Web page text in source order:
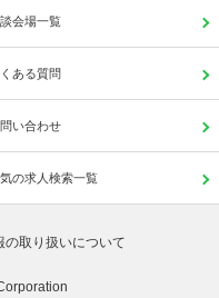
会場一覧
ある質問
い合わせ
気の求人検索一覧
の取り扱いについて